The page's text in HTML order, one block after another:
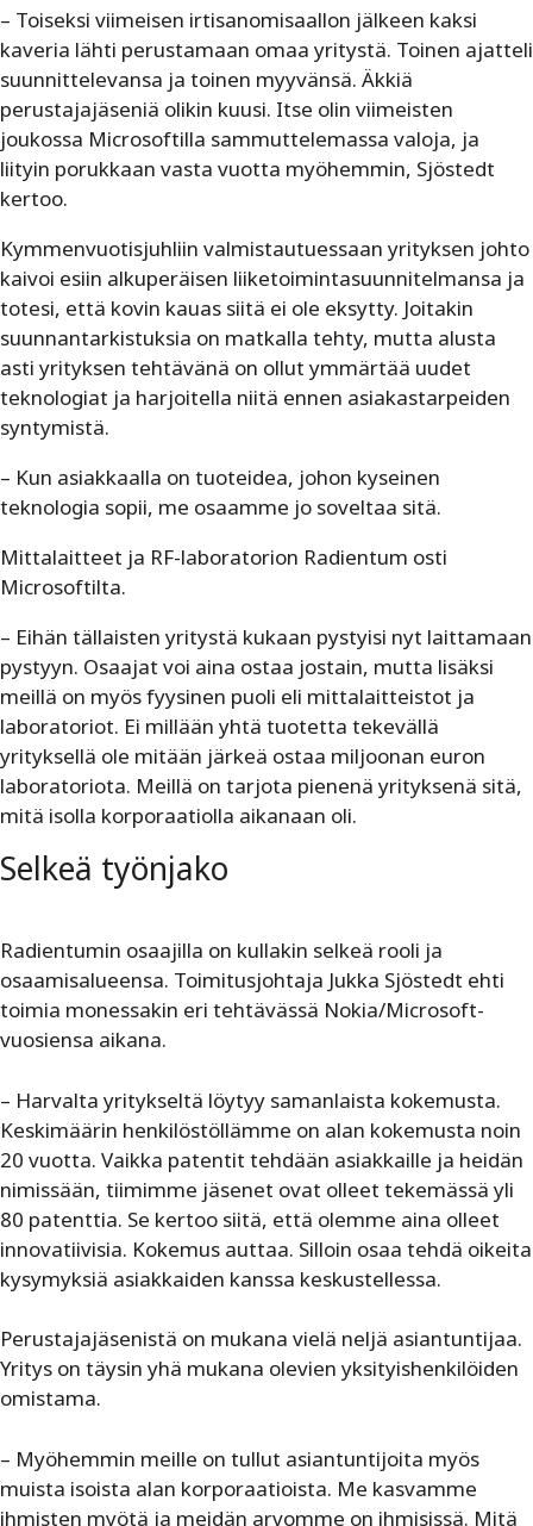
– Toiseksi viimeisen irtisanomisaallon jälkeen kaksi
kaveria lähti perustamaan omaa yritystä. Toinen ajatteli
suunnittelevansa ja toinen myyvänsä. Äkkiä
perustajajäseniä olikin kuusi. Itse olin viimeisten
joukossa Microsoftilla sammuttelemassa valoja, ja
liityin porukkaan vasta vuotta myöhemmin, Sjöstedt
kertoo.
Kymmenvuotisjuhliin valmistautuessaan yrityksen johto
kaivoi esiin alkuperäisen liiketoimintasuunnitelmansa ja
totesi, että kovin kauas siitä ei ole eksytty. Joitakin
suunnantarkistuksia on matkalla tehty, mutta alusta
asti yrityksen tehtävänä on ollut ymmärtää uudet
teknologiat ja harjoitella niitä ennen asiakastarpeiden
syntymistä.
– Kun asiakkaalla on tuoteidea, johon kyseinen
teknologia sopii, me osaamme jo soveltaa sitä.
Mittalaitteet ja RF-laboratorion Radientum osti
Microsoftilta.
– Eihän tällaisten yritystä kukaan pystyisi nyt laittamaan
pystyyn. Osaajat voi aina ostaa jostain, mutta lisäksi
meillä on myös fyysinen puoli eli mittalaitteistot ja
laboratoriot. Ei millään yhtä tuotetta tekevällä
yrityksellä ole mitään järkeä ostaa miljoonan euron
laboratoriota. Meillä on tarjota pienenä yrityksenä sitä,
mitä isolla korporaatiolla aikanaan oli.
Selkeä työnjako
Radientumin osaajilla on kullakin selkeä rooli ja
osaamisalueensa. Toimitusjohtaja Jukka Sjöstedt ehti
toimia monessakin eri tehtävässä Nokia/Microsoft-
vuosiensa aikana.
– Harvalta yritykseltä löytyy samanlaista kokemusta.
Keskimäärin henkilöstöllämme on alan kokemusta noin
20 vuotta. Vaikka patentit tehdään asiakkaille ja heidän
nimissään, tiimimme jäsenet ovat olleet tekemässä yli
80 patenttia. Se kertoo siitä, että olemme aina olleet
innovatiivisia. Kokemus auttaa. Silloin osaa tehdä oikeita
kysymyksiä asiakkaiden kanssa keskustellessa.
Perustajajäsenistä on mukana vielä neljä asiantuntijaa.
Yritys on täysin yhä mukana olevien yksityishenkilöiden
omistama.
– Myöhemmin meille on tullut asiantuntijoita myös
muista isoista alan korporaatioista. Me kasvamme
ihmisten myötä ja meidän arvomme on ihmisissä. Mitä